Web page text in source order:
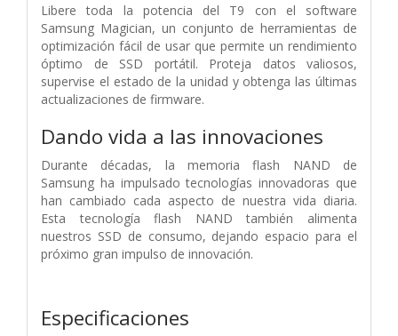
Libere toda la potencia del T9 con el software
Samsung Magician, un conjunto de herramientas de
optimización fácil de usar que permite un rendimiento
óptimo de SSD portátil. Proteja datos valiosos,
supervise el estado de la unidad y obtenga las últimas
actualizaciones de firmware.
Dando vida a las innovaciones
Durante décadas, la memoria flash NAND de
Samsung ha impulsado tecnologías innovadoras que
han cambiado cada aspecto de nuestra vida diaria.
Esta tecnología flash NAND también alimenta
nuestros SSD de consumo, dejando espacio para el
próximo gran impulso de innovación.
Especificaciones